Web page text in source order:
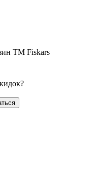
TM Fiskars